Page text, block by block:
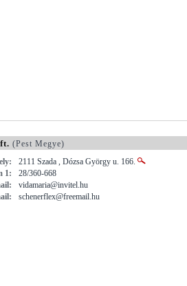
(Pest Megye)
2111 Szada , Dózsa György u. 166.
1:
28/360-668
vidamaria@invitel.hu
schenerflex@freemail.hu